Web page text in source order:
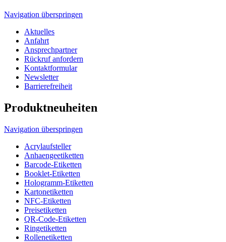
Navigation überspringen
Aktuelles
Anfahrt
Ansprechpartner
Rückruf anfordern
Kontaktformular
Newsletter
Barrierefreiheit
Produktneuheiten
Navigation überspringen
Acrylaufsteller
Anhaengeetiketten
Barcode-Etiketten
Booklet-Etiketten
Hologramm-Etiketten
Kartonetiketten
NFC-Etiketten
Preisetiketten
QR-Code-Etiketten
Ringetiketten
Rollenetiketten